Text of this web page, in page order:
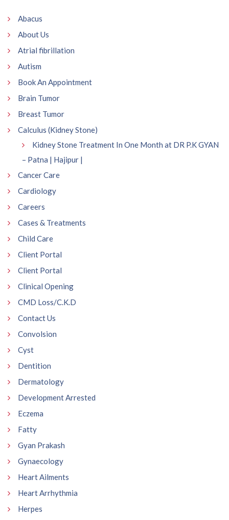
Abacus
About Us
Atrial fibrillation
Autism
Book An Appointment
Brain Tumor
Breast Tumor
Calculus (Kidney Stone)
Kidney Stone Treatment In One Month at DR P.K GYAN
– Patna | Hajipur |
Cancer Care
Cardiology
Careers
Cases & Treatments
Child Care
Client Portal
Client Portal
Clinical Opening
CMD Loss/C.K.D
Contact Us
Convolsion
Cyst
Dentition
Dermatology
Development Arrested
Eczema
Fatty
Gyan Prakash
Gynaecology
Heart Ailments
Heart Arrhythmia
Herpes